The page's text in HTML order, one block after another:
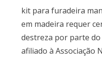
kit para furadeira
em madeira requer
destreza por parte
afiliado à Associação